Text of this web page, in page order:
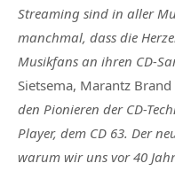
Streaming sind in aller
manchmal, dass die
Musikfans an ihren CD-
Sietsema, Marantz Brand
den Pionieren der CD-
Player, dem CD 63. Der
warum wir uns vor 40